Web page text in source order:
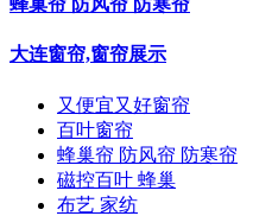
蜂巢帘 防风帘 防寒帘
大连窗帘,窗帘展示
又便宜又好窗帘
百叶窗帘
蜂巢帘 防风帘 防寒帘
磁控百叶 蜂巢
布艺 家纺